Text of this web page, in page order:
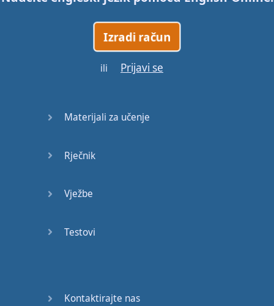
Izradi račun
ili Prijavi se
Materijali za učenje
Rječnik
Vježbe
Testovi
Kontaktirajte nas